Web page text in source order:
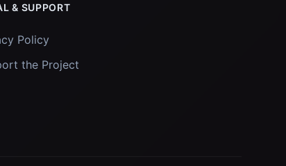
& SUPPORT
Policy
the Project